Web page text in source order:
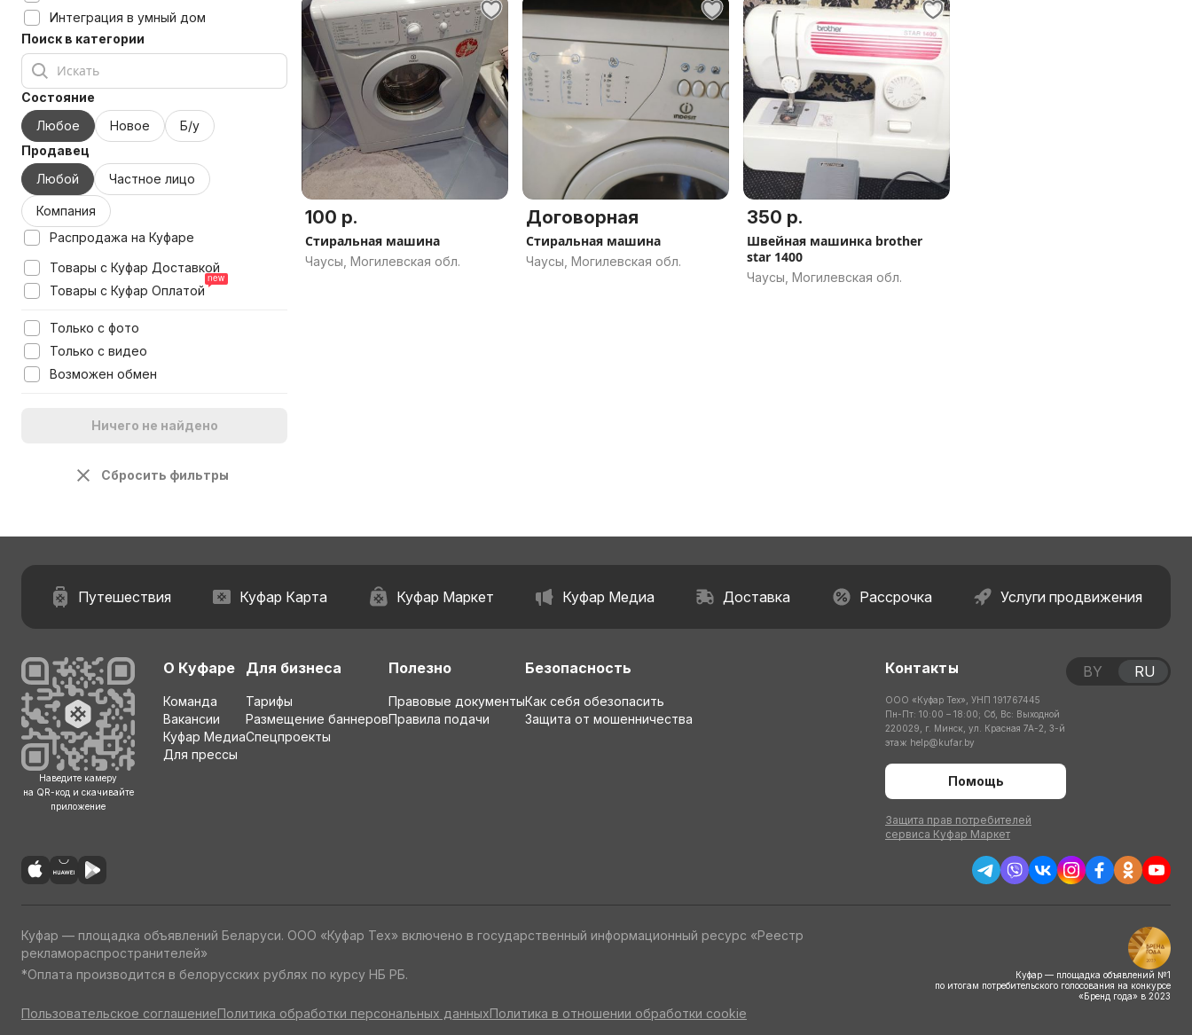
Интеграция в умный дом
Поиск в категории
Состояние
Любое
Новое
Б/у
Продавец
Любой
Частное лицо
Компания
Распродажа на Куфаре
Товары с Куфар Доставкой
Товары с Куфар Оплатой
Только с фото
Только с видео
Возможен обмен
Ничего не найдено
Сбросить фильтры
100 р.
Стиральная машина
Чаусы, Могилевская обл.
Договорная
Стиральная машина
Чаусы, Могилевская обл.
350 р.
Швейная машинка brother
star 1400
Чаусы, Могилевская обл.
Путешествия Куфар Карта Куфар Маркет Куфар Медиа Доставка Рассрочка Услуги продвижения
Наведите камеру
на QR-код и скачивайте
приложение
О Куфаре
Команда
Вакансии
Куфар Медиа
Для прессы
Для бизнеса
Тарифы
Размещение баннеров
Спецпроекты
Полезно
Правовые документы
Правила подачи
Безопасность
Как себя обезопасить
Защита от мошенничества
Контакты
ООО «Куфар Тех», УНП 191767445
Пн-Пт: 10:00 – 18:00; Сб, Вс: Выходной
220029, г. Минск, ул. Красная 7А-2, 3-й
этаж help@kufar.by
Помощь
Защита прав потребителей
сервиса Куфар Маркет
BY RU
Куфар — площадка объявлений Беларуси. ООО «Куфар Тех» включено в государственный информационный ресурс «Реестр
рекламораспространителей»
*Оплата производится в белорусских рублях по курсу НБ РБ.
Пользовательское соглашениеПолитика обработки персональных данныхПолитика в отношении обработки cookie
Куфар — площадка объявлений №1
по итогам потребительского голосования на конкурсе
«Бренд года» в 2023